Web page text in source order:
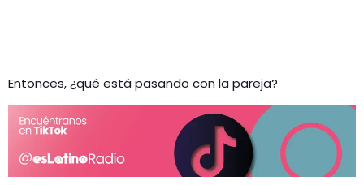
Entonces, ¿qué está pasando con la pareja?